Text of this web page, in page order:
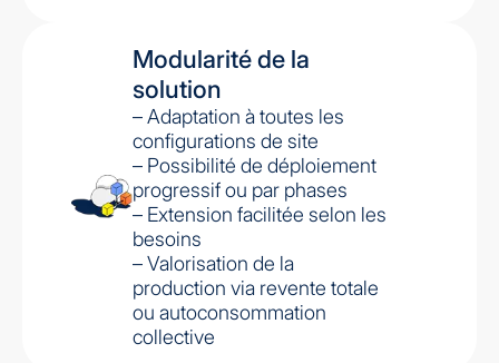
Modularité de la
solution
– Adaptation à toutes les
configurations de site
– Possibilité de déploiement
progressif ou par phases
– Extension facilitée selon les
besoins
– Valorisation de la
production via revente totale
ou autoconsommation
collective